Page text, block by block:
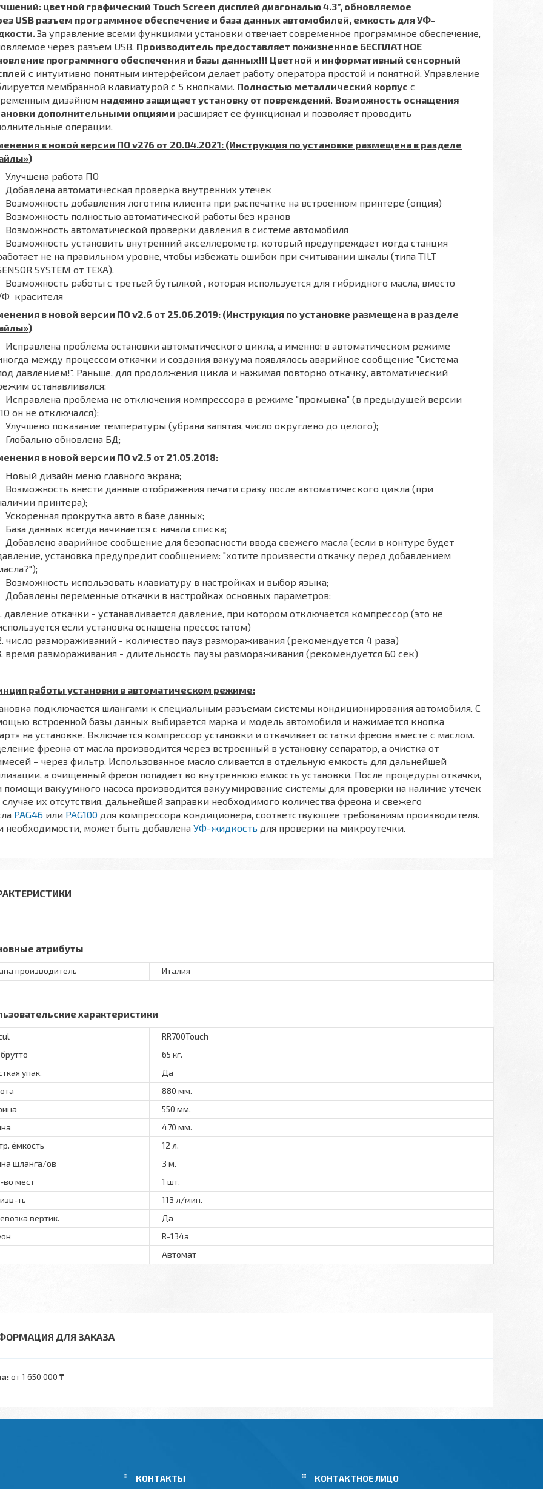
цветной графический Touch Screen дисплей диагональю 4.3”, обновляемое
USB разъем программное обеспечение и база данных автомобилей, емкость для УФ-
За управление всеми функциями установки отвечает современное программное обеспечение,
через разъем USB. Производитель предоставляет пожизненное БЕСПЛАТНОЕ
программного обеспечения и базы данных!!! Цветной и информативный сенсорный
с интуитивно понятным интерфейсом делает работу оператора простой и понятной. Управление
мембранной клавиатурой с 5 кнопками. Полностью металлический корпус с
дизайном надежно защищает установку от повреждений. Возможность оснащения
дополнительными опциями расширяет ее функционал и позволяет проводить
операции.
в новой версии ПО v276 от 20.04.2021: (Инструкция по установке размещена в разделе
Улучшена работа ПО
Добавлена автоматическая проверка внутренних утечек
Возможность добавления логотипа клиента при распечатке на встроенном принтере (опция)
Возможность полностью автоматической работы без кранов
Возможность автоматической проверки давления в системе автомобиля
Возможность установить внутренний акселлерометр, который предупреждает когда станция
не на правильном уровне, чтобы избежать ошибок при считывании шкалы (типа TILT
SYSTEM от ТЕХА).
Возможность работы с третьей бутылкой , которая используется для гибридного масла, вместо
красителя
в новой версии ПО v2.6 от 25.06.2019: (Инструкция по установке размещена в разделе
Исправлена проблема остановки автоматического цикла, а именно: в автоматическом режиме
между процессом откачки и создания вакуума появлялось аварийное сообщение "Система
давлением!". Раньше, для продолжения цикла и нажимая повторно откачку, автоматический
останавливался;
Исправлена проблема не отключения компрессора в режиме "промывка" (в предыдущей версии
он не отключался);
Улучшено показание температуры (убрана запятая, число округлено до целого);
Глобально обновлена БД;
в новой версии ПО v2.5 от 21.05.2018:
Новый дизайн меню главного экрана;
Возможность внести данные отображения печати сразу после автоматического цикла (при
принтера);
Ускоренная прокрутка авто в базе данных;
База данных всегда начинается с начала списка;
Добавлено аварийное сообщение для безопасности ввода свежего масла (если в контуре будет
установка предупредит сообщением: "хотите произвести откачку перед добавлением
Возможность использовать клавиатуру в настройках и выбор языка;
Добавлены переменные откачки в настройках основных параметров:
давление откачки - устанавливается давление, при котором отключается компрессор (это не
если установка оснащена прессостатом)
число размораживаний - количество пауз размораживания (рекомендуется 4 раза)
время размораживания - длительность паузы размораживания (рекомендуется 60 сек)
работы установки в автоматическом режиме:
подключается шлангами к специальным разъемам системы кондиционирования автомобиля. С
встроенной базы данных выбирается марка и модель автомобиля и нажимается кнопка
на установке. Включается компрессор установки и откачивает остатки фреона вместе с маслом.
фреона от масла производится через встроенный в установку сепаратор, а очистка от
– через фильтр. Использованное масло сливается в отдельную емкость для дальнейшей
а очищенный фреон попадает во внутреннюю емкость установки. После процедуры откачки,
помощи вакуумного насоса производится вакуумирование системы для проверки на наличие утечек
случае их отсутствия, дальнейшей заправки необходимого количества фреона и свежего
PAG46 или PAG100 для компрессора кондиционера, соответствующее требованиям производителя.
необходимости, может быть добавлена УФ-жидкость для проверки на микроутечки.
атрибуты
производитель Италия
характеристики
RR700Touch
65 кг.
упак.
Да
880 мм.
550 мм.
470 мм.
ёмкость
12 л.
шланга/ов
3 м.
во мест
1 шт.
ть
113 л/мин.
вертик.
Да
R-134a
Автомат
ДЛЯ ЗАКАЗА
от 1 650 000 ₸